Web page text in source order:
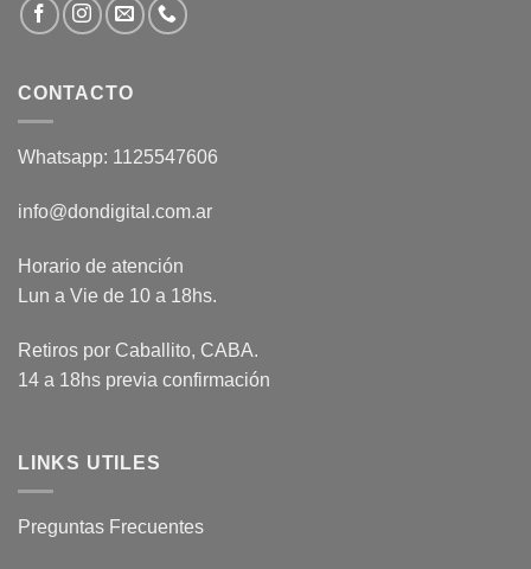
CONTACTO
Whatsapp: 1125547606
info@dondigital.com.ar
Horario de atención
Lun a Vie de 10 a 18hs.
Retiros por Caballito, CABA.
14 a 18hs previa confirmación
LINKS UTILES
Preguntas Frecuentes